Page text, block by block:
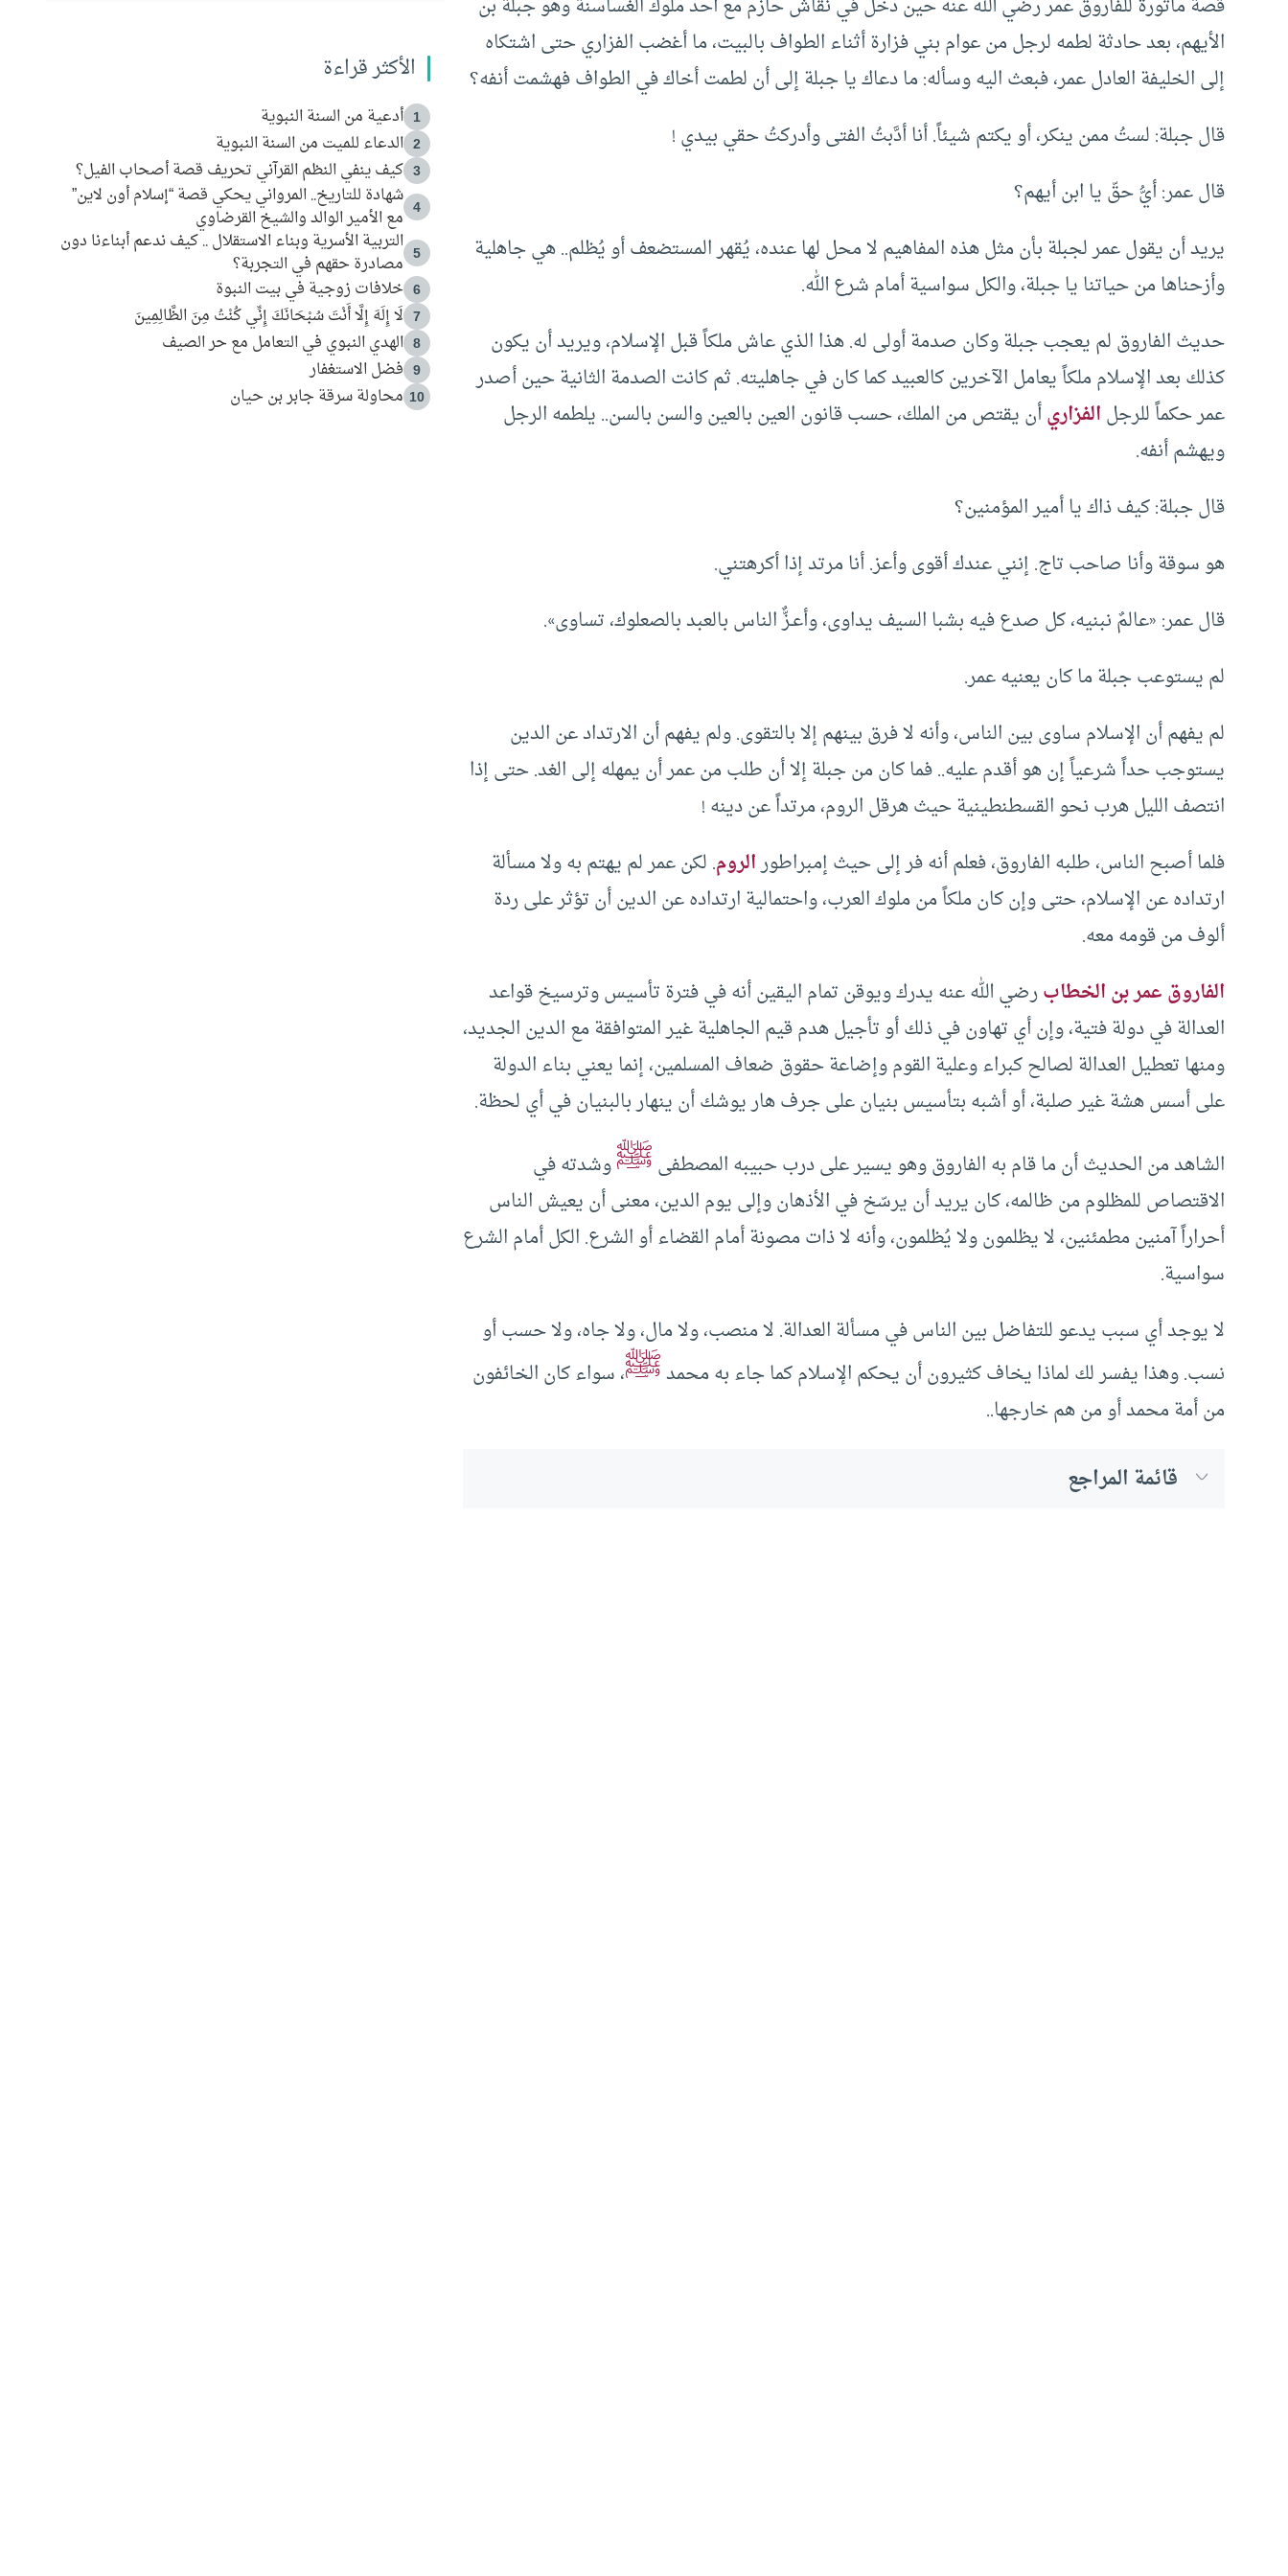
قصة مأثورة للفاروق عمر رضي الله عنه حين دخل في نقاش حازم مع أحد ملوك الغساسنة وهو جبلة بن
الأيهم، بعد حادثة لطمه لرجل من عوام بني فزارة أثناء الطواف بالبيت، ما أغضب الفزاري حتى اشتكاه
إلى الخليفة العادل عمر، فبعث اليه وسأله: ما دعاك يا جبلة إلى أن لطمت أخاك في الطواف فهشمت أنفه؟
قال جبلة: لستُ ممن ينكر، أو يكتم شيئاً. أنا أدَّبتُ الفتى وأدركتُ حقي بيدي !
قال عمر: أيُّ حقّ يا ابن أيهم؟
يريد أن يقول عمر لجبلة بأن مثل هذه المفاهيم لا محل لها عنده، يُقهر المستضعف أو يُظلم.. هي جاهلية
وأزحناها من حياتنا يا جبلة، والكل سواسية أمام شرع الله.
حديث الفاروق لم يعجب جبلة وكان صدمة أولى له. هذا الذي عاش ملكاً قبل الإسلام، ويريد أن يكون
كذلك بعد الإسلام ملكاً يعامل الآخرين كالعبيد كما كان في جاهليته. ثم كانت الصدمة الثانية حين أصدر
عمر حكماً للرجلالفزاريأن يقتص من الملك، حسب قانون العين بالعين والسن بالسن.. يلطمه الرجل
ويهشم أنفه.
قال جبلة: كيف ذاك يا أمير المؤمنين؟
هو سوقة وأنا صاحب تاج. إنني عندك أقوى وأعز. أنا مرتد إذا أكرهتني.
قال عمر: «عالمٌ نبنيه، كل صدع فيه بشبا السيف يداوى، وأعـزٌّ الناس بالعبد بالصعلوك، تساوى».
لم يستوعب جبلة ما كان يعنيه عمر.
لم يفهم أن الإسلام ساوى بين الناس، وأنه لا فرق بينهم إلا بالتقوى. ولم يفهم أن الارتداد عن الدين
يستوجب حداً شرعياً إن هو أقدم عليه.. فما كان من جبلة إلا أن طلب من عمر أن يمهله إلى الغد. حتى إذا
انتصف الليل هرب نحو القسطنطينية حيث هرقل الروم، مرتداً عن دينه !
فلما أصبح الناس، طلبه الفاروق، فعلم أنه فر إلى حيث إمبراطورالروم. لكن عمر لم يهتم به ولا مسألة
ارتداده عن الإسلام، حتى وإن كان ملكاً من ملوك العرب، واحتمالية ارتداده عن الدين أن تؤثر على ردة
ألوف من قومه معه.
الفاروق عمر بن الخطابرضي الله عنه يدرك ويوقن تمام اليقين أنه في فترة تأسيس وترسيخ قواعد
العدالة في دولة فتية، وإن أي تهاون في ذلك أو تأجيل هدم قيم الجاهلية غير المتوافقة مع الدين الجديد،
ومنها تعطيل العدالة لصالح كبراء وعلية القوم وإضاعة حقوق ضعاف المسلمين، إنما يعني بناء الدولة
على أسس هشة غير صلبة، أو أشبه بتأسيس بنيان على جرف هار يوشك أن ينهار بالبنيان في أي لحظة.
الشاهد من الحديث أن ما قام به الفاروق وهو يسير على درب حبيبه المصطفىﷺوشدته في
الاقتصاص للمظلوم من ظالمه، كان يريد أن يرسّخ في الأذهان وإلى يوم الدين، معنى أن يعيش الناس
أحراراً آمنين مطمئنين، لا يظلمون ولا يُظلمون، وأنه لا ذات مصونة أمام القضاء أو الشرع. الكل أمام الشرع
سواسية.
لا يوجد أي سبب يدعو للتفاضل بين الناس في مسألة العدالة. لا منصب، ولا مال، ولا جاه، ولا حسب أو
نسب. وهذا يفسر لك لماذا يخاف كثيرون أن يحكم الإسلام كما جاء به محمدﷺ، سواء كان الخائفون
من أمة محمد أو من هم خارجها..
قائمة المراجع
الأكثر قراءة
1 أدعية من السنة النبوية
2 الدعاء للميت من السنة النبوية
3 كيف ينفي النظم القرآني تحريف قصة أصحاب الفيل؟
4
شهادة للتاريخ.. المرواني يحكي قصة “إسلام أون لاين”
مع الأمير الوالد والشيخ القرضاوي
5
التربية الأسرية وبناء الاستقلال .. كيف ندعم أبناءنا دون
مصادرة حقهم في التجربة؟
6 خلافات زوجية في بيت النبوة
7 لَا إِلَهَ إِلَّا أَنْتَ سُبْحَانَكَ إِنِّي كُنْتُ مِنَ الظَّالِمِينَ
8 الهدي النبوي في التعامل مع حر الصيف
9 فضل الاستغفار
10 محاولة سرقة جابر بن حيان